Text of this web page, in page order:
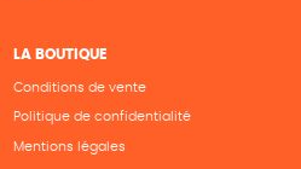
LA BOUTIQUE
Conditions de vente
Politique de confidentialité
Mentions légales